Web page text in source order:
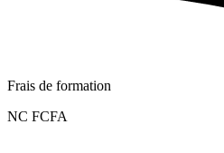
Frais de formation
NC FCFA